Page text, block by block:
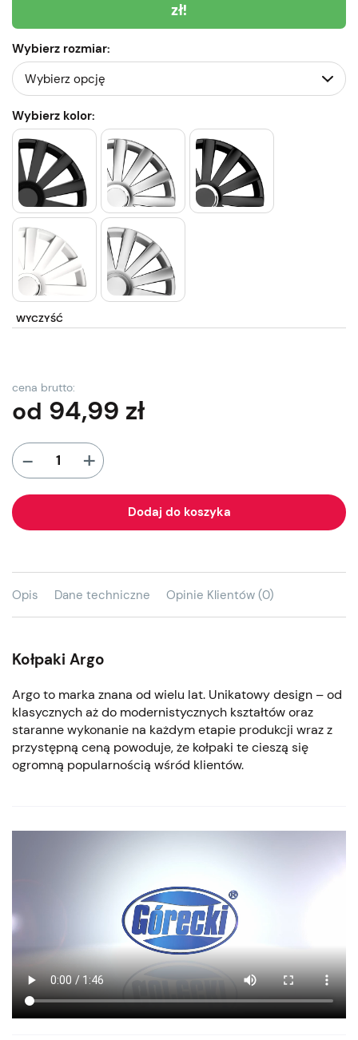
zł!
Wybierz rozmiar:
Wybierz kolor:
WYCZYŚĆ
cena brutto:
od 94,99 zł
- +
Dodaj do koszyka
Opis Dane techniczne Opinie Klientów (0)
Kołpaki Argo
Argo to marka znana od wielu lat. Unikatowy design – od
klasycznych aż do modernistycznych kształtów oraz
staranne wykonanie na każdym etapie produkcji wraz z
przystępną ceną powoduje, że kołpaki te cieszą się
ogromną popularnością wśród klientów.